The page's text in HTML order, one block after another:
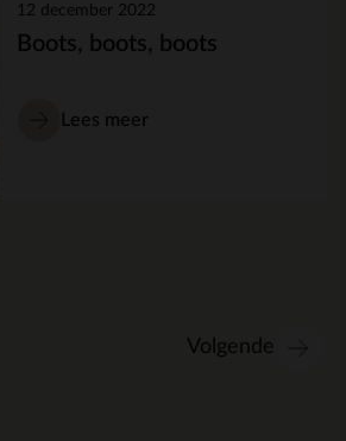
12 december 2022
Boots, boots, boots
Lees meer
Volgende